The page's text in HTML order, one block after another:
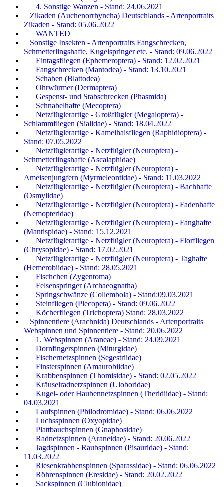
4. Sonstige Wanzen - Stand: 24.06.2021
Zikaden (Auchenorrhyncha) Deutschlands - Artenportraits
Zikaden - Stand: 05.06.2022
WANTED
Sonstige Insekten - Artenportraits Fangschrecken,
Schmetterlingshafte, Kugelspringer etc. - Stand: 09.06.2022
Eintagsfliegen (Ephemeroptera) - Stand: 12.02.2021
Fangschrecken (Mantodea) - Stand: 13.10.2021
Schaben (Blattodea)
Ohrwürmer (Dermaptera)
Gespenst- und Stabschrecken (Phasmida)
Schnabelhafte (Mecoptera)
Netzflüglerartige - Großflügler (Megaloptera) -
Schlammfliegen (Sialidae) - Stand: 18.04.2022
Netzflüglerartige - Kamelhalsfliegen (Raphidioptera) -
Stand: 07.05.2022
Netzflüglerartige - Netzflügler (Neuroptera) -
Schmetterlingshafte (Ascalaphidae)
Netzflüglerartige - Netzflügler (Neuroptera) -
Ameisenjungfern (Myrmeleontidae) - Stand: 11.03.2022
Netzflüglerartige - Netzflügler (Neuroptera) - Bachhafte
(Osmylidae)
Netzflüglerartige - Netzflügler (Neuroptera) - Fadenhafte
(Nemopteridae)
Netzflüglerartige - Netzflügler (Neuroptera) - Fanghafte
(Mantispidae) - Stand: 15.12.2021
Netzflüglerartige - Netzflügler (Neuroptera) - Florfliegen
(Chrysopidae) - Stand: 17.02.2021
Netzflüglerartige - Netzflügler (Neuroptera) - Taghafte
(Hemerobiidae) - Stand: 28.05.2021
Fischchen (Zygentoma)
Felsenspringer (Archaeognatha)
Springschwänze (Collembola) - Stand:09.03.2021
Steinfliegen (Plecopeta) - Stand: 09.06.2022
Köcherfliegen (Trichoptera) Stand: 28.03.2022
Spinnentiere (Arachnida) Deutschlands - Artenportraits
Webspinnen und Spinnentiere - Stand: 20.06.2022
1. Webspinnen (Araneae) - Stand: 24.09.2021
Dornfingerspinnen (Miturgidae)
Fischernetzspinnen (Segestriidae)
Finsterspinnen (Amaurobiidae)
Krabbenspinnen (Thomisidae) - Stand: 02.05.2022
Kräuselradnetzspinnen (Uloboridae)
Kugel- oder Haubennetzspinnen (Theridiidae) - Stand:
04.03.2021
Laufspinnen (Philodromidae) - Stand: 06.06.2022
Luchsspinnen (Oxyopidae)
Plattbauchspinnen (Gnaphosidae)
Radnetzspinnen (Araneidae) - Stand: 20.06.2022
Jagdspinnen - Raubspinnen (Pisauridae) - Stand:
11.03.2022
Riesenkrabbenspinnen (Sparassidae) - Stand: 06.06.2022
Röhrenspinnen (Eresidae) - Stand: 20.02.2022
Sackspinnen (Clubionidae)